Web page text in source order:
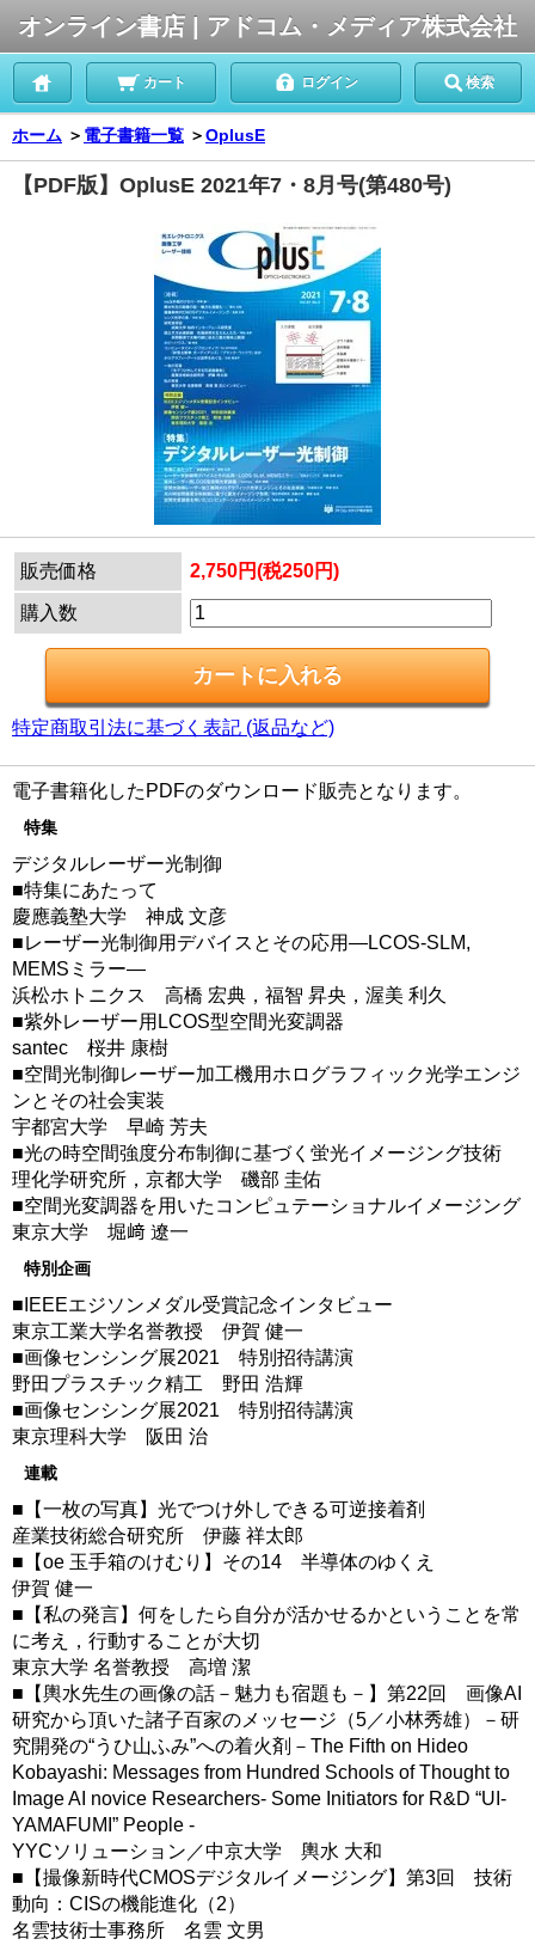
オンライン書店 | アドコム・メディア株式会社
カート ログイン 検索
ホーム ＞ 電子書籍一覧 ＞OplusE
【PDF版】OplusE 2021年7・8月号(第480号)
販売価格 2,750円(税250円)
購入数
特定商取引法に基づく表記 (返品など)
電子書籍化したPDFのダウンロード販売となります。
特集
デジタルレーザー光制御
■特集にあたって
慶應義塾大学 神成 文彦
■レーザー光制御用デバイスとその応用―LCOS-SLM,
MEMSミラー―
浜松ホトニクス 高橋 宏典，福智 昇央，渥美 利久
■紫外レーザー用LCOS型空間光変調器
santec 桜井 康樹
■空間光制御レーザー加工機用ホログラフィック光学エンジ
ンとその社会実装
宇都宮大学 早崎 芳夫
■光の時空間強度分布制御に基づく蛍光イメージング技術
理化学研究所，京都大学 磯部 圭佑
■空間光変調器を用いたコンピュテーショナルイメージング
東京大学 堀﨑 遼一
特別企画
■IEEEエジソンメダル受賞記念インタビュー
東京工業大学名誉教授 伊賀 健一
■画像センシング展2021 特別招待講演
野田プラスチック精工 野田 浩輝
■画像センシング展2021 特別招待講演
東京理科大学 阪田 治
連載
■【一枚の写真】光でつけ外しできる可逆接着剤
産業技術総合研究所 伊藤 祥太郎
■【oe 玉手箱のけむり】その14 半導体のゆくえ
伊賀 健一
■【私の発言】何をしたら自分が活かせるかということを常
に考え，行動することが大切
東京大学 名誉教授 高増 潔
■【輿水先生の画像の話－魅力も宿題も－】第22回 画像AI
研究から頂いた諸子百家のメッセージ（5／小林秀雄）－研
究開発の“うひ山ふみ”への着火剤－The Fifth on Hideo
Kobayashi: Messages from Hundred Schools of Thought to
Image AI novice Researchers- Some Initiators for R&D “UI-
YAMAFUMI” People -
YYCソリューション／中京大学 輿水 大和
■【撮像新時代CMOSデジタルイメージング】第3回 技術
動向：CISの機能進化（2）
名雲技術士事務所 名雲 文男